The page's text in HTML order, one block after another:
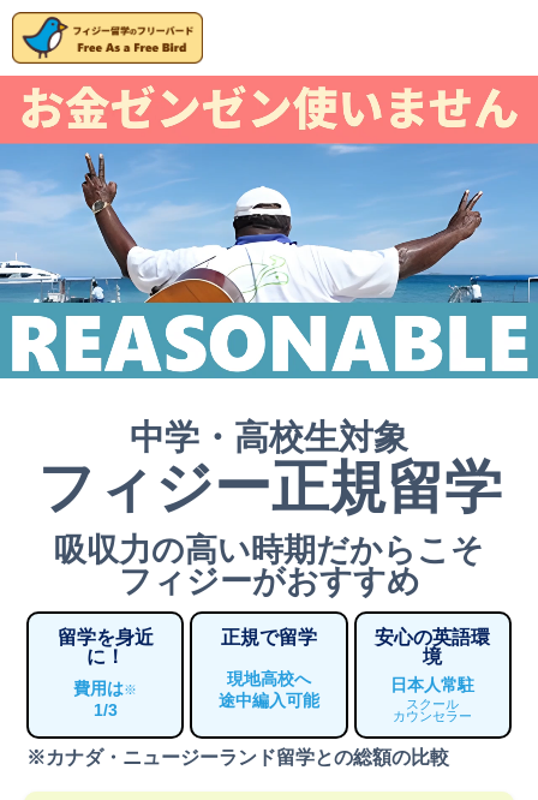
中学・高校生対象
フィジー正規留学
吸収力の高い時期だからこそ
フィジーがおすすめ
留学を身近
に！
費用は※
1/3
正規で留学
現地高校へ
途中編入可能
安心の英語環
境
日本人常駐
スクール
カウンセラー
※カナダ・ニュージーランド留学との総額の比較